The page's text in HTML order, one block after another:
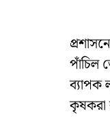
পাঁচিল
ব্যাপক
কৃষকরা